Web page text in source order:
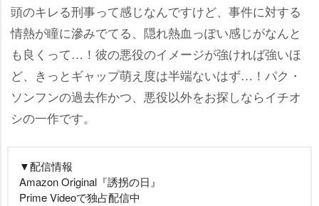
頭のキレる刑事って感じなんですけど、事件に対する
情熱が瞳に滲みでてる、隠れ熱血っぽい感じがなんと
も良くって…！彼の悪役のイメージが強ければ強いほ
ど、きっとギャップ萌え度は半端ないはず…！パク・
ソンフンの過去作かつ、悪役以外をお探しならイチオ
シの一作です。
▼配信情報
Amazon Original『誘拐の日』
Prime Videoで独占配信中